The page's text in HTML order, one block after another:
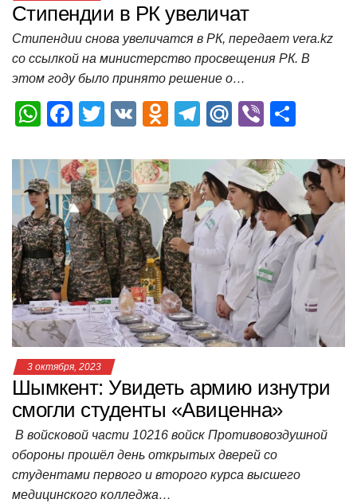
Стипендии в РК увеличат
Стипендии снова увеличатся в РК, передает vera.kz
со ссылкой на министерство просвещения РК. В
этом году было принято решение о…
W
at
s
A
p
p
F
c
e
b
o
o
k
T
tt
er
V
O
n
o
kl
a
ss
ni
ki
T
e
gr
a
m
M
.R
u
Vi
er п
р
а
в
и
т
ь
3 октября, 2023
Шымкент: Увидеть армию изнутри
смогли студенты «Авиценна»
В войсковой части 10216 войск Противовоздушной
обороны прошёл день открытых дверей со
студентами первого и второго курса высшего
медицинского колледжа…